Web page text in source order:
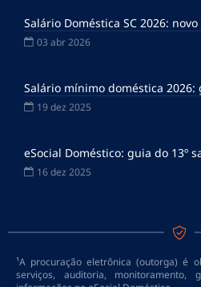
Salário Doméstica SC 2026:
03 abr 2026
Salário mínimo doméstica
19 dez 2025
eSocial Doméstico: guia do 13º
16 dez 2025
¹A procuração eletrônica (outorga) é
serviços, auditoria, monitoramento,